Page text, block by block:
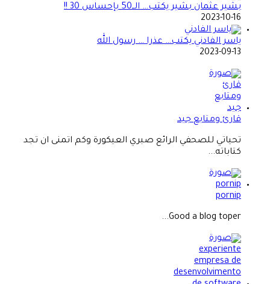
بشير عثمان بشير يكتب… الــ50 بإحساس 30 !!
2023-10-16
ياسر الفادني يكتب… عذرا … رسول الله
2023-09-13
قارئ ومتابع جيد
تحياتي للصحفي الرائع صبري العيكورة وكم اتمنى ان تجد
كتاباته...
pornip
Good a blog toper...